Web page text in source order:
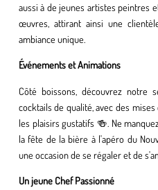
aussi à de jeunes artistes peintres
œuvres, attirant ainsi une
ambiance unique.
Événements et Animations
Côté boissons, découvrez notre
cocktails de qualité, avec des
les plaisirs gustatifs 🍻. Ne
la fête de la bière à l'apéro du
une occasion de se régaler et de
Un jeune Chef Passionné